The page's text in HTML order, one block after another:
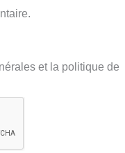
et la politique de